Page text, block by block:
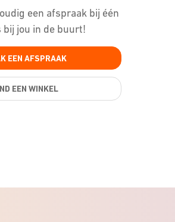
een afspraak bij één
bij jou in de buurt!
EEN AFSPRAAK
EEN WINKEL